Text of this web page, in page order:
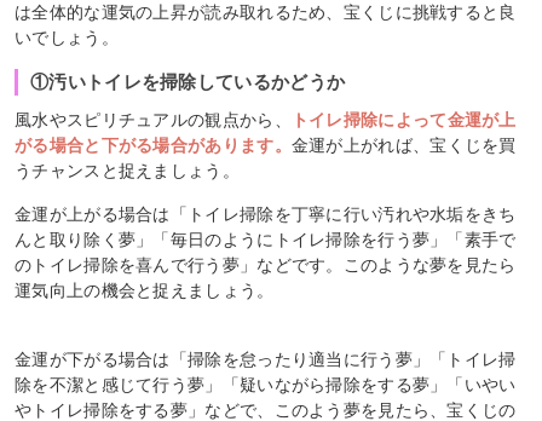
は全体的な運気の上昇が読み取れるため、宝くじに挑戦すると良
いでしょう。
①汚いトイレを掃除しているかどうか
風水やスピリチュアルの観点から、
トイレ掃除によって金運が上
がる場合と下がる場合があります。 金運が上がれば、宝くじを買
うチャンスと捉えましょう。
金運が上がる場合は「トイレ掃除を丁寧に行い汚れや水垢をきち
んと取り除く夢」「毎日のようにトイレ掃除を行う夢」「素手で
のトイレ掃除を喜んで行う夢」などです。このような夢を見たら
運気向上の機会と捉えましょう。
金運が下がる場合は「掃除を怠ったり適当に行う夢」「トイレ掃
除を不潔と感じて行う夢」「疑いながら掃除をする夢」「いやい
やトイレ掃除をする夢」などで、このよう夢を見たら、宝くじの